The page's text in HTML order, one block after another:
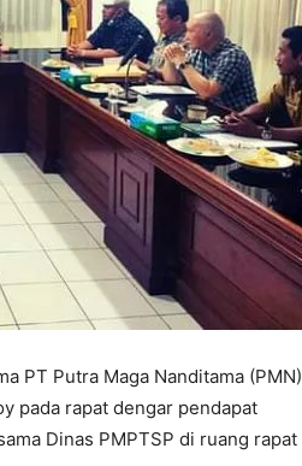
PT Putra Maga Nanditama (PMN)
pada rapat dengar pendapat
Dinas PMPTSP di ruang rapat